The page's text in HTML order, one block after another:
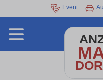
Event